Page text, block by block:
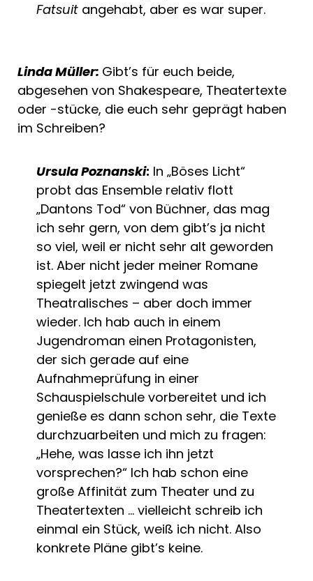
Fatsuit angehabt, aber es war super.
Linda Müller: Gibt’s für euch beide,
abgesehen von Shakespeare, Theatertexte
oder -stücke, die euch sehr geprägt haben
im Schreiben?
Ursula Poznanski: In „Böses Licht“
probt das Ensemble relativ flott
„Dantons Tod“ von Büchner, das mag
ich sehr gern, von dem gibt’s ja nicht
so viel, weil er nicht sehr alt geworden
ist. Aber nicht jeder meiner Romane
spiegelt jetzt zwingend was
Theatralisches – aber doch immer
wieder. Ich hab auch in einem
Jugendroman einen Protagonisten,
der sich gerade auf eine
Aufnahmeprüfung in einer
Schauspielschule vorbereitet und ich
genieße es dann schon sehr, die Texte
durchzuarbeiten und mich zu fragen:
„Hehe, was lasse ich ihn jetzt
vorsprechen?“ Ich hab schon eine
große Affinität zum Theater und zu
Theatertexten … vielleicht schreib ich
einmal ein Stück, weiß ich nicht. Also
konkrete Pläne gibt’s keine.